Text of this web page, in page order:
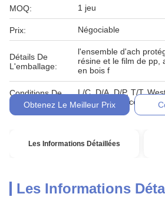
MOQ: 1 jeu
Prix: Négociable
Détails De
L'emballage:
l'ensemble d'ach
résine et le film de pp,
en bois f
Conditions De
Paiement:
L/C, D/A, D/P, T/T,
MoneyGram,
Obtenez Le Meilleur Prix
Les Informations Détaillées
Les Informations